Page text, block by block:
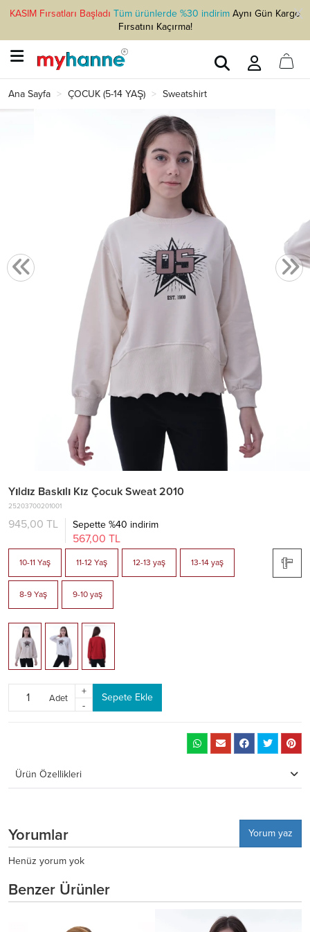
KASIM Fırsatları Başladı Tüm ürünlerde %30 indirimAynı Gün Kargo
Fırsatını Kaçırma!
Ana Sayfa ÇOCUK (5-14 YAŞ) Sweatshirt
Yıldız Baskılı Kız Çocuk Sweat 2010
25203700201001
945,00 TL Sepette %40 indirim
567,00 TL
10-11 Yaş 11-12 Yaş 12-13 yaş 13-14 yaş
8-9 Yaş 9-10 yaş
Adet
+
-
Sepete Ekle
Ürün Özellikleri
Yorumlar
Yorum yaz
Henüz yorum yok
Benzer Ürünler